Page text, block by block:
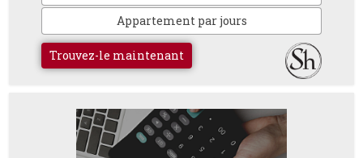
Appartement par jours
Trouvez-le maintenant